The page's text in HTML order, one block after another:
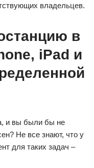
владельцев.
в
iPad и
и вы были бы не
Не все знают, что у
для таких задач –